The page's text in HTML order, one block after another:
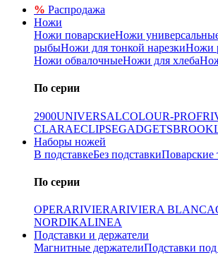
% Распродажа
Ножи
Ножи поварскиеНожи
рыбыНожи для тонкой нарезкиНожи
Ножи обвалочныеНожи для хлеба
По серии
2900UNIVERSALCOLOUR-PROF
CLARAECLIPSEGADGETS
Наборы ножей
В подставкеБез подставкиПоварские
По серии
OPERARIVIERARIVIERA BLANCA
NORDIKALINEA
Подставки и держатели
Магнитные держателиПодставки